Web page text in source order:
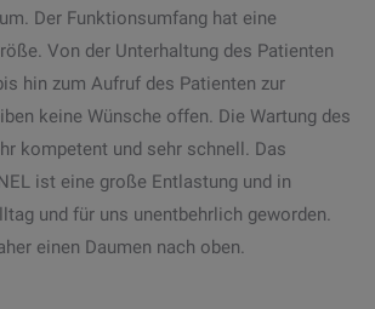
Der Funktionsumfang hat eine
Von der Unterhaltung des Patienten
hin zum Aufruf des Patienten zur
keine Wünsche offen. Die Wartung des
kompetent und sehr schnell. Das
ist eine große Entlastung und in
und für uns unentbehrlich geworden.
einen Daumen nach oben.